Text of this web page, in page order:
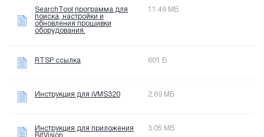
SearchTool программа для
поиска, настройки и
обновления прошивки
оборудования.
11.49 МБ
RTSP ссылка 601 Б
Инструкция для iVMS320 2.69 МБ
Инструкция для приложения
3.05 МБ